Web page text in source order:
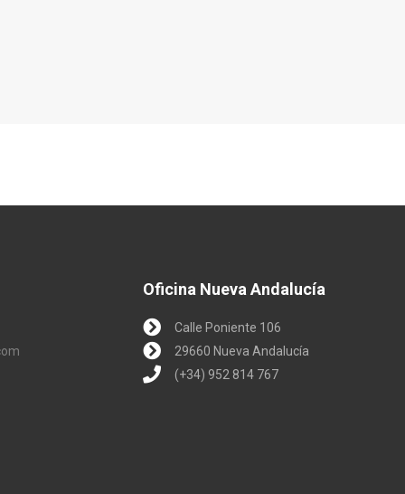
Oficina Nueva Andalucía
Calle Poniente 106
29660 Nueva Andalucía
(+34) 952 814 767